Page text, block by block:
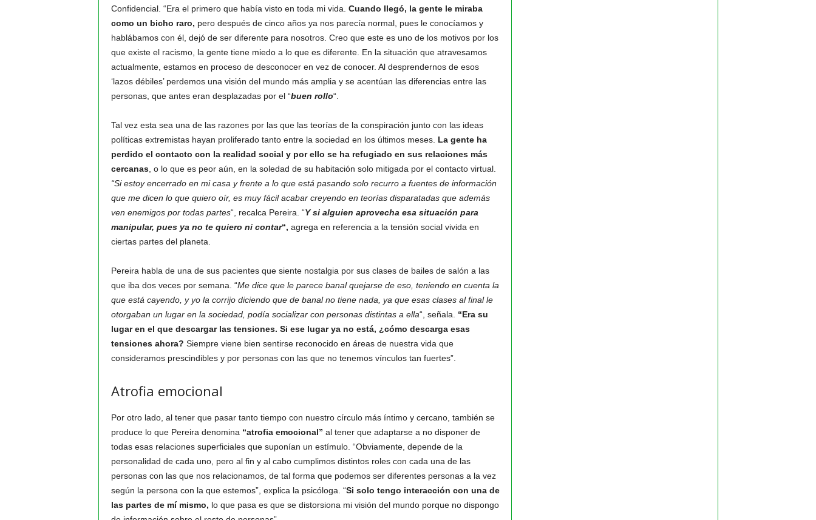
Confidencial. “Era el primero que había visto en toda mi vida. Cuando llegó, la gente le miraba
como un bicho raro, pero después de cinco años ya nos parecía normal, pues le conocíamos y
hablábamos con él, dejó de ser diferente para nosotros. Creo que este es uno de los motivos por los
que existe el racismo, la gente tiene miedo a lo que es diferente. En la situación que atravesamos
actualmente, estamos en proceso de desconocer en vez de conocer. Al desprendernos de esos
‘lazos débiles’ perdemos una visión del mundo más amplia y se acentúan las diferencias entre las
personas, que antes eran desplazadas por el “buen rollo“.
Tal vez esta sea una de las razones por las que las teorías de la conspiración junto con las ideas
políticas extremistas hayan proliferado tanto entre la sociedad en los últimos meses. La gente ha
perdido el contacto con la realidad social y por ello se ha refugiado en sus relaciones más
cercanas, o lo que es peor aún, en la soledad de su habitación solo mitigada por el contacto virtual.
“Si estoy encerrado en mi casa y frente a lo que está pasando solo recurro a fuentes de información
que me dicen lo que quiero oír, es muy fácil acabar creyendo en teorías disparatadas que además
ven enemigos por todas partes“, recalca Pereira. “Y si alguien aprovecha esa situación para
manipular, pues ya no te quiero ni contar“, agrega en referencia a la tensión social vivida en
ciertas partes del planeta.
Pereira habla de una de sus pacientes que siente nostalgia por sus clases de bailes de salón a las
que iba dos veces por semana. “Me dice que le parece banal quejarse de eso, teniendo en cuenta la
que está cayendo, y yo la corrijo diciendo que de banal no tiene nada, ya que esas clases al final le
otorgaban un lugar en la sociedad, podía socializar con personas distintas a ella“, señala. “Era su
lugar en el que descargar las tensiones. Si ese lugar ya no está, ¿cómo descarga esas
tensiones ahora? Siempre viene bien sentirse reconocido en áreas de nuestra vida que
consideramos prescindibles y por personas con las que no tenemos vínculos tan fuertes”.
Atrofia emocional
Por otro lado, al tener que pasar tanto tiempo con nuestro círculo más íntimo y cercano, también se
produce lo que Pereira denomina “atrofia emocional” al tener que adaptarse a no disponer de
todas esas relaciones superficiales que suponían un estímulo. “Obviamente, depende de la
personalidad de cada uno, pero al fin y al cabo cumplimos distintos roles con cada una de las
personas con las que nos relacionamos, de tal forma que podemos ser diferentes personas a la vez
según la persona con la que estemos”, explica la psicóloga. “Si solo tengo interacción con una de
las partes de mí mismo, lo que pasa es que se distorsiona mi visión del mundo porque no dispongo